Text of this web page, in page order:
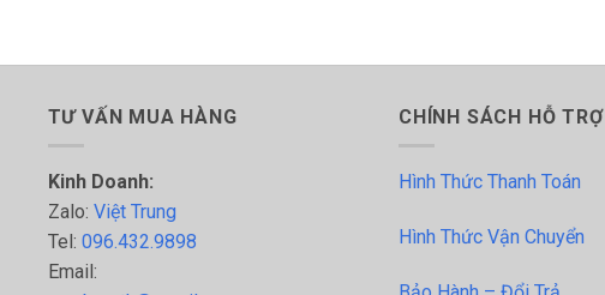
TƯ VẤN MUA HÀNG
Kinh Doanh:
Zalo: Việt Trung
Tel: 096.432.9898
Email:
CHÍNH SÁCH HỖ TRỢ
Hình Thức Thanh Toán
Hình Thức Vận Chuyển